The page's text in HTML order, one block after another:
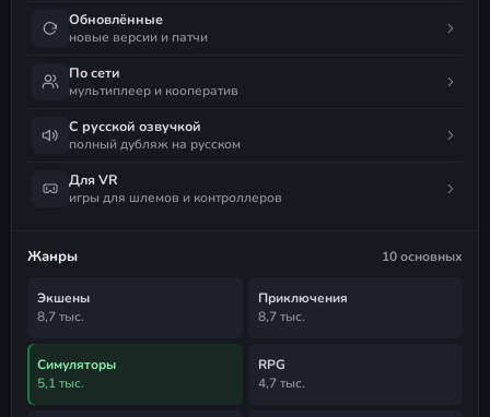
Обновлённые
новые версии и патчи
По сети
мультиплеер и кооператив
С русской озвучкой
полный дубляж на русском
Для VR
игры для шлемов и контроллеров
Жанры 10 основных
Экшены
8,7 тыс.
Приключения
8,7 тыс.
Симуляторы
5,1 тыс.
RPG
4,7 тыс.